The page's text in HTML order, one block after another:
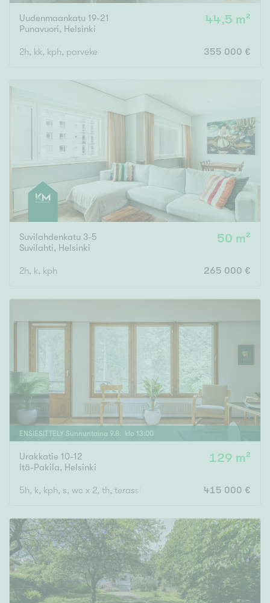
Arvokohteet
Vain arvokohteet Ei arvokohteita
Tyydyttävä
Välttävä
Hissi
Järvi- tai merinäköala
Maalämpö
Oma ranta
Oma sauna
Uudenmaankatu 19-21
Punavuori, Helsinki
44,5 m²
2h, kk, kph, parveke 355 000 €
Suvilahdenkatu 3-5
Suvilahti, Helsinki
50 m²
2h, k, kph 265 000 €
ENSIESITTELY Sunnuntaina 9.8. klo 13:00
Urakkatie 10-12
Itä-Pakila, Helsinki
129 m²
5h, k, kph, s, wc x 2, th, terassiparveke, vilpola, piha,415 000 €